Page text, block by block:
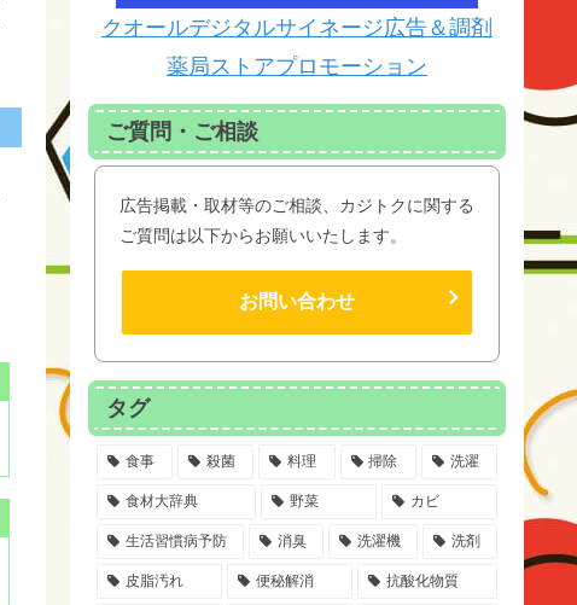
クオールデジタルサイネージ広告＆調剤
薬局ストアプロモーション
ご質問・ご相談
広告掲載・取材等のご相談、カジトクに関する
ご質問は以下からお願いいたします。
お問い合わせ
タグ
食事 殺菌 料理 掃除 洗濯
食材大辞典 野菜 カビ
生活習慣病予防 消臭 洗濯機 洗剤
皮脂汚れ 便秘解消 抗酸化物質